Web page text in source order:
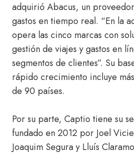
adquirió Abacus, un
gastos en tiempo real. “En la
opera las cinco marcas con
gestión de viajes y gastos en
segmentos de clientes”. Su
rápido crecimiento incluye
de 90 países.
Por su parte, Captio tiene su
fundado en 2012 por Joel
Joaquim Segura y Lluís